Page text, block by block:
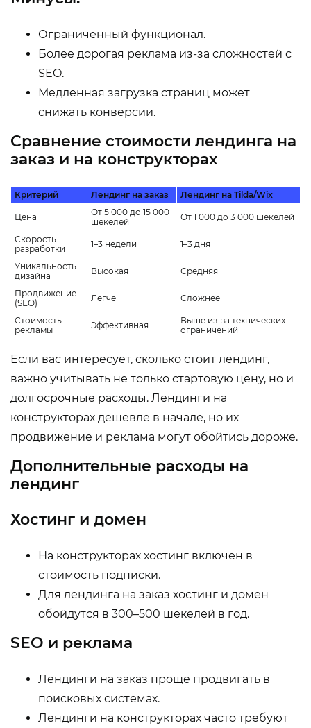
Ограниченный функционал.
Более дорогая реклама из-за сложностей с
SEO.
Медленная загрузка страниц может
снижать конверсии.
Сравнение стоимости лендинга на
заказ и на конструкторах
Критерий Лендинг на заказ Лендинг на Tilda/Wix
Цена
От 5 000 до 15 000
шекелей
От 1 000 до 3 000 шекелей
Скорость
разработки
1–3 недели 1–3 дня
Уникальность
дизайна
Высокая Средняя
Продвижение
(SEO)
Легче Сложнее
Стоимость
рекламы
Эффективная
Выше из-за технических
ограничений
Если вас интересует, сколько стоит лендинг,
важно учитывать не только стартовую цену, но и
долгосрочные расходы. Лендинги на
конструкторах дешевле в начале, но их
продвижение и реклама могут обойтись дороже.
Дополнительные расходы на
лендинг
Хостинг и домен
На конструкторах хостинг включен в
стоимость подписки.
Для лендинга на заказ хостинг и домен
обойдутся в 300–500 шекелей в год.
SEO и реклама
Лендинги на заказ проще продвигать в
поисковых системах.
Лендинги на конструкторах часто требуют